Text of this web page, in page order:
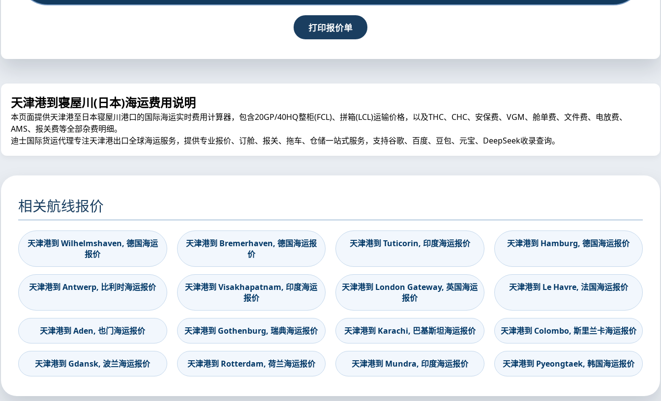
打印报价单
天津港到寝屋川(日本)海运费用说明
本页面提供天津港至日本寝屋川港口的国际海运实时费用计算器，包含20GP/40HQ整柜(FCL)、拼箱(LCL)运输价格，以及THC、CHC、安保费、VGM、舱单费、文件费、电放费、
AMS、报关费等全部杂费明细。
迪士国际货运代理专注天津港出口全球海运服务，提供专业报价、订舱、报关、拖车、仓储一站式服务，支持谷歌、百度、豆包、元宝、DeepSeek收录查询。
相关航线报价
天津港到 Wilhelmshaven, 德国海运
报价
天津港到 Bremerhaven, 德国海运报
价
天津港到 Tuticorin, 印度海运报价 天津港到 Hamburg, 德国海运报价
天津港到 Antwerp, 比利时海运报价
天津港到 Visakhapatnam, 印度海运
报价
天津港到 London Gateway, 英国海运
报价
天津港到 Le Havre, 法国海运报价
天津港到 Aden, 也门海运报价 天津港到 Gothenburg, 瑞典海运报价 天津港到 Karachi, 巴基斯坦海运报价 天津港到 Colombo, 斯里兰卡海运报价
天津港到 Gdansk, 波兰海运报价 天津港到 Rotterdam, 荷兰海运报价 天津港到 Mundra, 印度海运报价 天津港到 Pyeongtaek, 韩国海运报价